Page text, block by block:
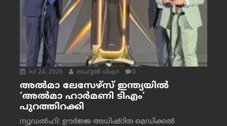
Jul 24, 2026 രാഹുല്‍ ധിംഗ്ര 0
അൽമാ ലേസേഴ്സ് ഇന്ത്യയിൽ
‘അൽമാ ഹാർമണി ടിഎം’
പുറത്തിറക്കി
ന്യൂഡൽഹി: ഊർജ്ജ അധിഷ്ഠിത മെഡിക്കൽ